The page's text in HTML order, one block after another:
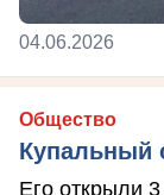
04.06.2026
Общество
Купальный
Его открыли